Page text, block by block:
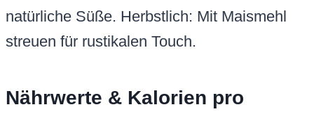
natürliche Süße. Herbstlich: Mit Maismehl
streuen für rustikalen Touch.
Nährwerte & Kalorien pro